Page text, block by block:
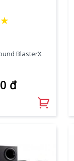
★
BlasterX
đ